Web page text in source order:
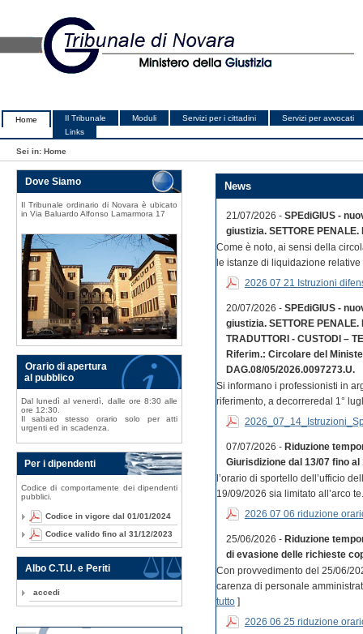
Home Il Tribunale Moduli Servizi per i cittadini
Servizi per avvocati
Links
Sei in: Home
News
21/07/2026 - SPEdiGIUS -
giustizia. SETTORE
Come è noto, ai sensi della
le istanze di liquidazione
2026 07 21 Istruzioni
20/07/2026 - SPEdiGIUS -
giustizia. SETTORE
TRADUTTORI - CUSTODI –
Riferim.: Circolare del
DAG.08/05/2026.0097273.U.
Si informano i professionisti in
riferimento, a decorreredal 1°
07/07/2026 - Riduzione
Giurisdizione dal 13/07 fino al
l’orario di sportello dell’ufficio
19/09/2026 sia limitato all’arco
2026 07 06 riduzione
25/06/2026 - Riduzione
di evasione delle richieste
Con provvedimento del 25/06/
carenza di personale
tutto]
2026 06 25 riduzione
Dove Siamo
Il Tribunale ordinario di Novara è ubicato
in Via Baluardo Alfonso Lamarmora 17
Orario di apertura
al pubblico
Dal lunedì al venerdì, dalle ore 8:30 alle
ore 12:30.
Il sabato stesso orario solo per atti
urgenti ed in scadenza.
Per i dipendenti
Codice di comportamente dei dipendenti
pubblici.
Codice in vigore dal 01/01/2024
Codice valido fino al 31/12/2023
Albo C.T.U. e Periti
accedi